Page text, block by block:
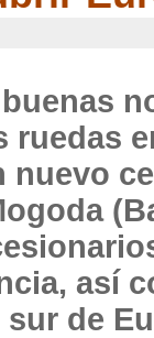
ruedas
nuevo
así
de